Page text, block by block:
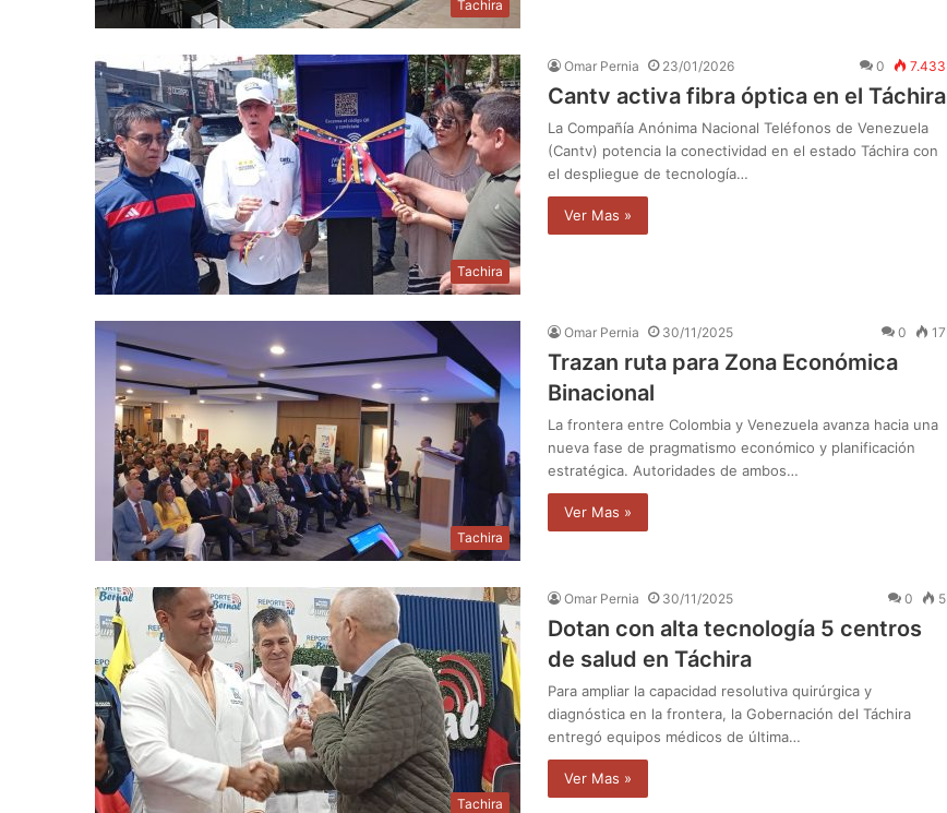
Tachira
Tachira
Omar Pernia 23/01/2026 0 7.433
Cantv activa fibra óptica en el Táchira
La Compañía Anónima Nacional Teléfonos de Venezuela
(Cantv) potencia la conectividad en el estado Táchira con
el despliegue de tecnología…
Ver Mas »
Tachira
Omar Pernia 30/11/2025 0 17
Trazan ruta para Zona Económica
Binacional
La frontera entre Colombia y Venezuela avanza hacia una
nueva fase de pragmatismo económico y planificación
estratégica. Autoridades de ambos…
Ver Mas »
Tachira
Omar Pernia 30/11/2025 0 5
Dotan con alta tecnología 5 centros
de salud en Táchira
Para ampliar la capacidad resolutiva quirúrgica y
diagnóstica en la frontera, la Gobernación del Táchira
entregó equipos médicos de última…
Ver Mas »